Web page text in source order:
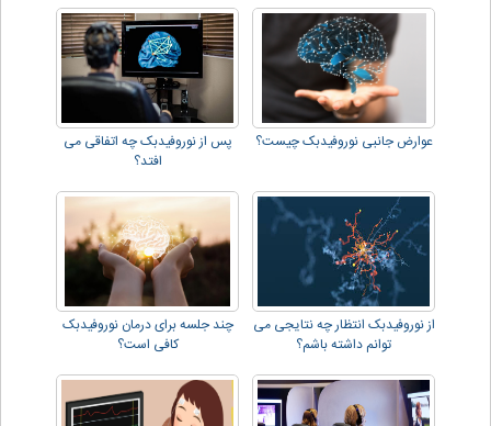
عوارض جانبی نوروفیدبک چیست؟
پس از نوروفیدبک چه اتفاقی می
افتد؟
از نوروفیدبک انتظار چه نتایجی می
توانم داشته باشم؟
چند جلسه برای درمان نوروفیدبک
کافی است؟